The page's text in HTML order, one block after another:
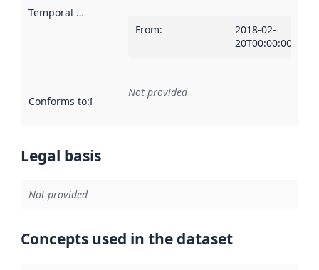
Temporal scope
From:
2018-02-
20T00:00:00Z
Conforms to:Reference to an implementation rule or other
Not provided
Legal basis
Not provided
Concepts used in the dataset